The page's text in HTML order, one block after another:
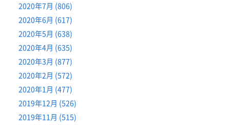
2020年7月 (806)
2020年6月 (617)
2020年5月 (638)
2020年4月 (635)
2020年3月 (877)
2020年2月 (572)
2020年1月 (477)
2019年12月 (526)
2019年11月 (515)